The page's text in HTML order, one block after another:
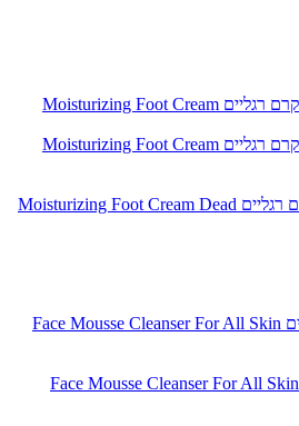
Sea of Life DSD+ לחות קרם רגליים Moisturizing Foot Cream Dead
Black Pearl מוס לניקוי פנים Face Mousse Cleanser For All Skin